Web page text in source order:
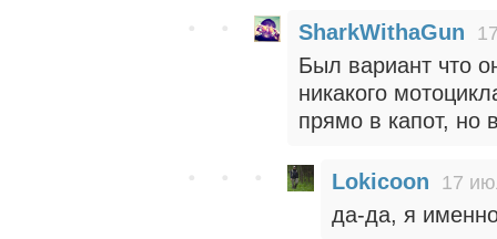
SharkWithaGun
Был вариант что
никакого
прямо в капот, но
Lokicoon 17
да-да, я